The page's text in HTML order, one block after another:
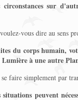
sur
vous dire au sens
du corps humain,
à une autre
se faire simplement par
situations peuvent